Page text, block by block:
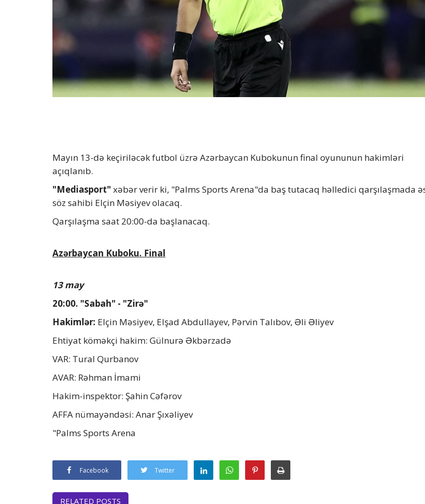
Mayın 13-də keçiriləcək futbol üzrə Azərbaycan Kubokunun final oyununun hakimləri
açıqlanıb.
"Mediasport" xəbər verir ki, "Palms Sports Arena"da baş tutacaq həlledici qarşılaşmada
söz sahibi Elçin Məsiyev olacaq.
Qarşılaşma saat 20:00-da başlanacaq.
Azərbaycan Kuboku. Final
13 may
20:00. "Sabah" - "Zirə"
Hakimlər: Elçin Məsiyev, Elşad Abdullayev, Pərvin Talıbov, Əli Əliyev
Ehtiyat köməkçi hakim: Gülnurə Əkbərzadə
VAR: Tural Qurbanov
AVAR: Rəhman İmami
Hakim-inspektor: Şahin Cəfərov
AFFA nümayəndəsi: Anar Şıxəliyev
"Palms Sports Arena
Facebook Twitter
RELATED POSTS